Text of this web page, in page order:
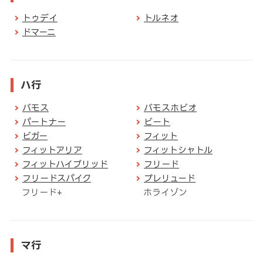
トゥデイ
トルネオ
ドマーニ
ハ行
バモス
バモスホビオ
パートナー
ビート
ビガー
フィット
フィットアリア
フィットシャトル
フィットハイブリッド
フリード
フリードスパイク
プレリュード
フリード+
ホライゾン
マ行